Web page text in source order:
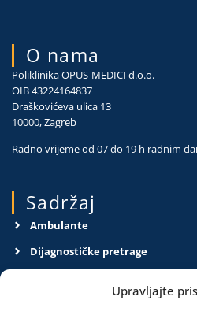
Upravljajte
O nama
Poliklinika OPUS-MEDICI d.o.o.
OIB 43224164837
Draškovićeva ulica 13
10000, Zagreb
Radno vrijeme od 07 do 19 h radnim
Sadržaj
Ambulante
Dijagnostičke pretrage